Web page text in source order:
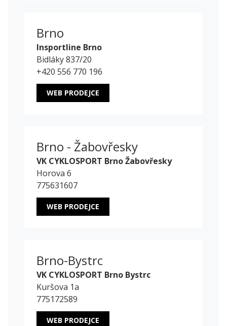
Brno
Insportline Brno
Bidláky 837/20
+420 556 770 196
WEB PRODEJCE
Brno - Žabovřesky
VK CYKLOSPORT Brno Žabovřesky
Horova 6
775631607
WEB PRODEJCE
Brno-Bystrc
VK CYKLOSPORT Brno Bystrc
Kuršova 1a
775172589
WEB PRODEJCE